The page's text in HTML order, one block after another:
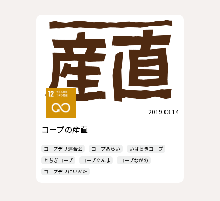
2019.03.14
コープの産直
コープデリ連合会 コープみらい
いばらきコープ
とちぎコープ
コープぐんま
コープながの
コープデリにいがた